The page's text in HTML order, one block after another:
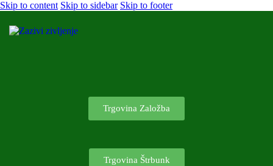
Skip to content Skip to sidebar Skip to footer
Trgovina Založba
Trgovina Štrbunk